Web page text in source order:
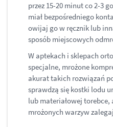
przez 15-20 minut co 2-3
miał bezpośredniego
owijaj go w ręcznik lub
sposób miejscowych
W aptekach i sklepach
specjalne, mrożone
akurat takich rozwiązań
sprawdzą się kostki lodu
lub materiałowej
mrożonych warzyw